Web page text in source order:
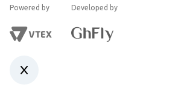
Powered by Developed by